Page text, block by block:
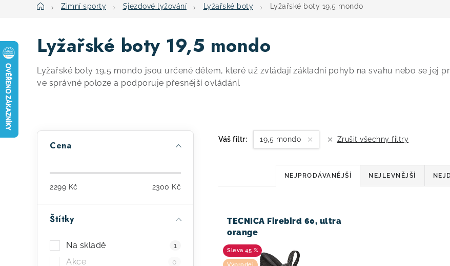
DomůZimní sporty Sjezdové lyžování Lyžařské boty Lyžařské boty 19,5 mondo
Lyžařské boty 19,5 mondo
Lyžařské boty 19,5 mondo jsou určené dětem, které už zvládají základní pohyb na svahu nebo se jej
ve správné poloze a podporuje přesnější ovládání.
P
t
Cena
2299 Kč 2300 Kč
Štítky
Na skladě 1
Akce 0
Váš filtr: 19,5 mondo Zrušit všechny filtry
Ř
a
z
n
NEJPRODÁVANĚJŠÍ NEJLEVNĚJŠÍ
V
ý
p
TECNICA Firebird 60, ultra
orange
45 %